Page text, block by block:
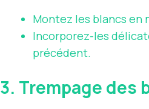
Montez les blancs en
Incorporez-les
précédent.
3. Trempage des